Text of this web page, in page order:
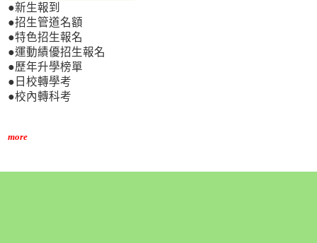
●新生報到
●招生管道名額
●特色招生報名
●運動績優招生報名
●歷年升學榜單
●日校轉學考
●校內轉科考
more